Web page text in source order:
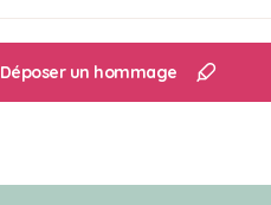
Déposer un hommage